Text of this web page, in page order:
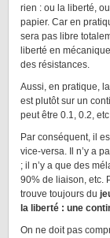
rien : ou la liberté,
papier. Car en
sera pas libre
liberté en
des résistances.
Aussi, en pratique,
est plutôt sur un
peut être 0.1, 0.2,
Par conséquent, il
vice-versa. Il n’y a
; il n’y a que des
90% de liaison, etc.
trouve toujours du
la liberté : une
On ne doit pas